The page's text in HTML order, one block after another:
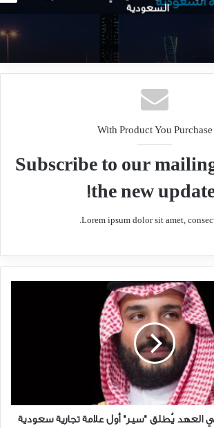
قفزة في التطور التقني للمواصلات.
من مستوى جودة الحياة عبر مؤشرات مختلفة، مثل
رئيسي مما تقدمه روشن عبر تجربتها المختلفة في
السعودية
With Product You Purchase
Subscribe to our
the new
Lorem ipsum dolor sit amet,
العهد يُطلق "سير" أول علامة تجارية سعودية